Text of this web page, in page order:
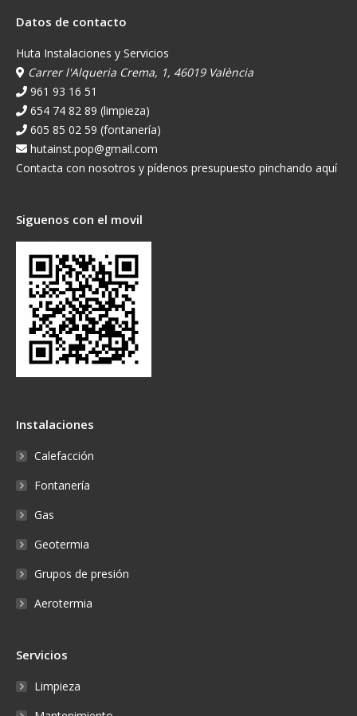
Datos de contacto
Huta Instalaciones y Servicios
Carrer l'Alqueria Crema, 1, 46019 València
961 93 16 51
654 74 82 89 (limpieza)
605 85 02 59 (fontanería)
hutainst.pop@gmail.com
Contacta con nosotros y pídenos presupuesto pinchando aquí
Siguenos con el movil
Instalaciones
Calefacción
Fontanería
Gas
Geotermia
Grupos de presión
Aerotermia
Servicios
Limpieza